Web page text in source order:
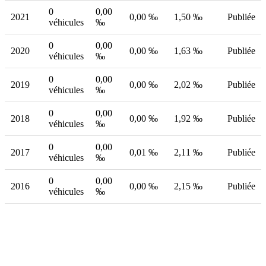
2021
0
véhicules
0,00
‰
0,00 ‰ 1,50 ‰ Publiée
2020
0
véhicules
0,00
‰
0,00 ‰ 1,63 ‰ Publiée
2019
0
véhicules
0,00
‰
0,00 ‰ 2,02 ‰ Publiée
2018
0
véhicules
0,00
‰
0,00 ‰ 1,92 ‰ Publiée
2017
0
véhicules
0,00
‰
0,01 ‰ 2,11 ‰ Publiée
2016
0
véhicules
0,00
‰
0,00 ‰ 2,15 ‰ Publiée